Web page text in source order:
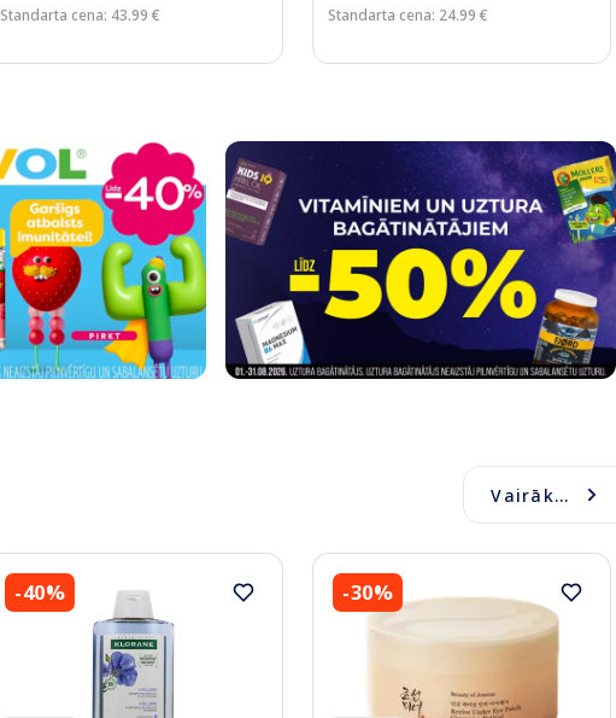
Standarta cena: 43.99 € Standarta cena: 24.99 €
Vairāk...
-40% -30%